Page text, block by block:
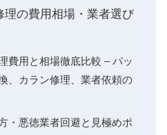
理の費用相場・業者選び
費用と相場徹底比較 – パッ
、カラン修理、業者依頼の
・悪徳業者回避と見極めポ